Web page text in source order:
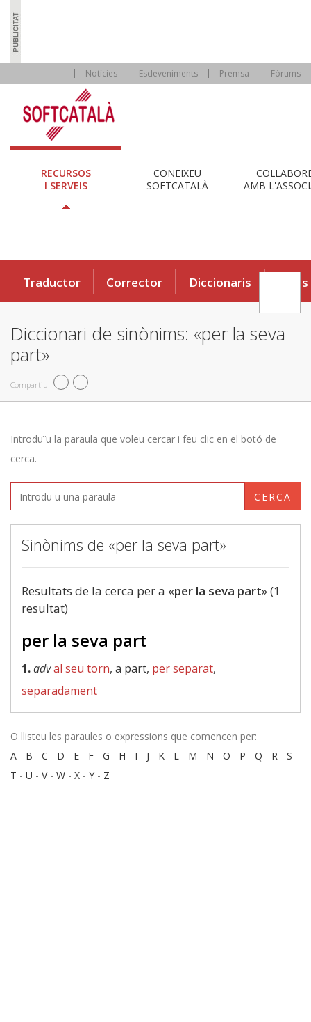
Notícies Esdeveniments Premsa Fòrums
RECURSOS
I SERVEIS
CONEIXEU
SOFTCATALÀ
AMB
Traductor Corrector Diccionaris Eines
Diccionari de sinònims: «per la seva
part»
Compartiu
Introduïu la paraula que voleu cercar i feu clic en el botó de
cerca.
CERCA
Sinònims de «per la seva part»
Resultats de la cerca per a «per la seva part» (1
resultat)
per la seva part
1.adval seu torn, a part, per separat,
separadament
O llisteu les paraules o expressions que comencen per:
A - B - C - D - E - F - G - H - I - J - K - L - M - N - O - P - Q - R - S -
T - U - V- W - X - Y - Z